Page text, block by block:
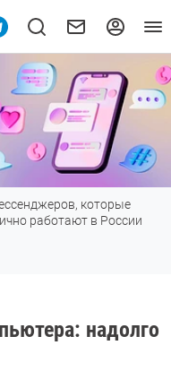
которые
работают в России
надолго